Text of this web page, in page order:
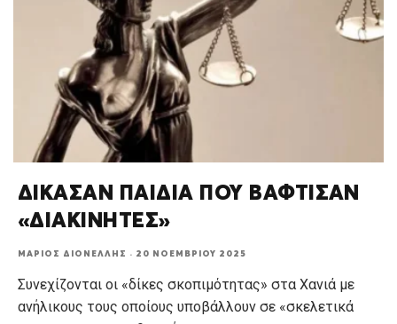
ΔΙΚΑΣΑΝ ΠΑΙΔΙΑ ΠΟΥ ΒΑΦΤΙΣΑΝ
«ΔΙΑΚΙΝΗΤΕΣ»
ΜΆΡΙΟΣ ΔΙΟΝΈΛΛΗΣ · 20 ΝΟΕΜΒΡΊΟΥ 2025
Συνεχίζονται οι «δίκες σκοπιμότητας» στα Χανιά με
ανήλικους τους οποίους υποβάλλουν σε «σκελετικά